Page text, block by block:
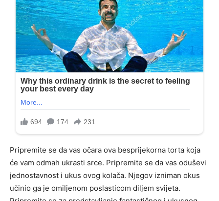
Pripremite se da vas očara ova besprijekorna torta koja
će vam odmah ukrasti srce. Pripremite se da vas oduševi
jednostavnost i ukus ovog kolača. Njegov izniman okus
učinio ga je omiljenom poslasticom diljem svijeta.